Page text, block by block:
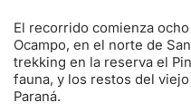
El recorrido comienza
Ocampo, en el norte de
trekking en la reserva el
fauna, y los restos del
Paraná.